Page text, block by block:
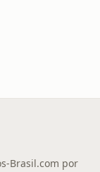
Brasil.com por